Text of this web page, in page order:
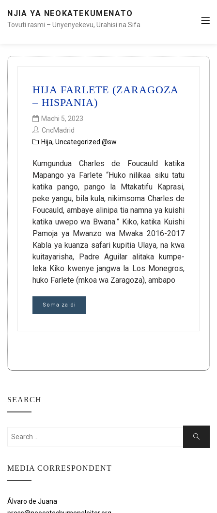
NJIA YA NEOKATEKUMENATO
Tovuti rasmi – Unyenyekevu, Urahisi na Sifa
HIJA FARLETE (ZARAGOZA
– HISPANIA)
Machi 5, 2023
CncMadrid
Hija, Uncategorized @sw
Kumgundua Charles de Foucauld katika
Mapango ya Farlete “Huko nilikaa siku tatu
katika pango, pango la Mtakatifu Kaprasi,
peke yangu, bila kula, nikimsoma Charles de
Foucauld, ambaye alinipa tia namna ya kuishi
katika uwepo wa Bwana.” Kiko, katika Kuishi
Pamoja ya Mwanzo wa Mwaka 2016-2017
Kabla ya kuanza safari kupitia Ulaya, na kwa
kuitayarisha, Padre Aguilar alitaka kumpe-
leka Kiko kwenye jangwa la Los Monegros,
huko Farlete (mkoa wa Zaragoza), ambapo
Soma zaidi
SEARCH
Search
Search
MEDIA CORRESPONDENT
Álvaro de Juana